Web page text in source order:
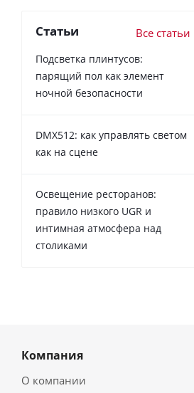
Статьи Все статьи
Подсветка плинтусов:
парящий пол как элемент
ночной безопасности
DMX512: как управлять светом
как на сцене
Освещение ресторанов:
правило низкого UGR и
интимная атмосфера над
столиками
Компания
О компании